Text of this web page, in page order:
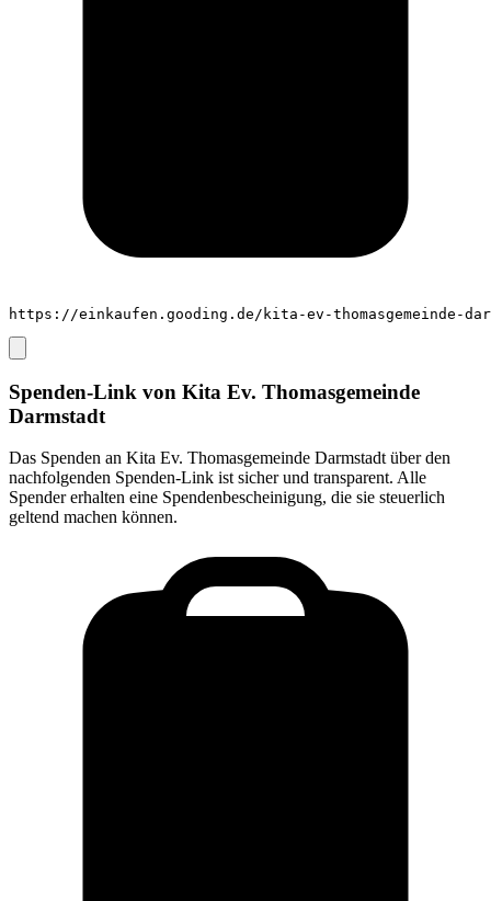
https://einkaufen.gooding.de/kita-ev-thomasgemeinde-
Spenden-Link von Kita Ev. Thomasgemeinde
Darmstadt
Das Spenden an Kita Ev. Thomasgemeinde Darmstadt über den
nachfolgenden Spenden-Link ist sicher und transparent. Alle
Spender erhalten eine Spendenbescheinigung, die sie steuerlich
geltend machen können.